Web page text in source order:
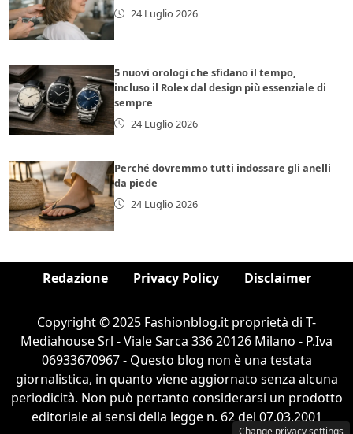
24 Luglio 2026
5 nuovi orologi che sfidano il tempo,
incluso il Rolex dal design più essenziale di
sempre
24 Luglio 2026
Perché dovremmo tutti indossare gli anelli
da piede
24 Luglio 2026
Redazione Privacy Policy Disclaimer
Copyright © 2025 Fashionblog.it proprietà di T-
Mediahouse Srl - Viale Sarca 336 20126 Milano - P.Iva
06933670967 - Questo blog non è una testata
giornalistica, in quanto viene aggiornato senza alcuna
periodicità. Non può pertanto considerarsi un prodotto
editoriale ai sensi della legge n. 62 del 07.03.2001
Change privacy settings